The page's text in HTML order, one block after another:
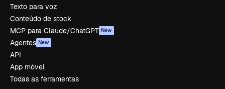
Texto para voz
Conteúdo de stock
MCP para Claude/ChatGPT New
Agentes New
API
App móvel
Todas as ferramentas